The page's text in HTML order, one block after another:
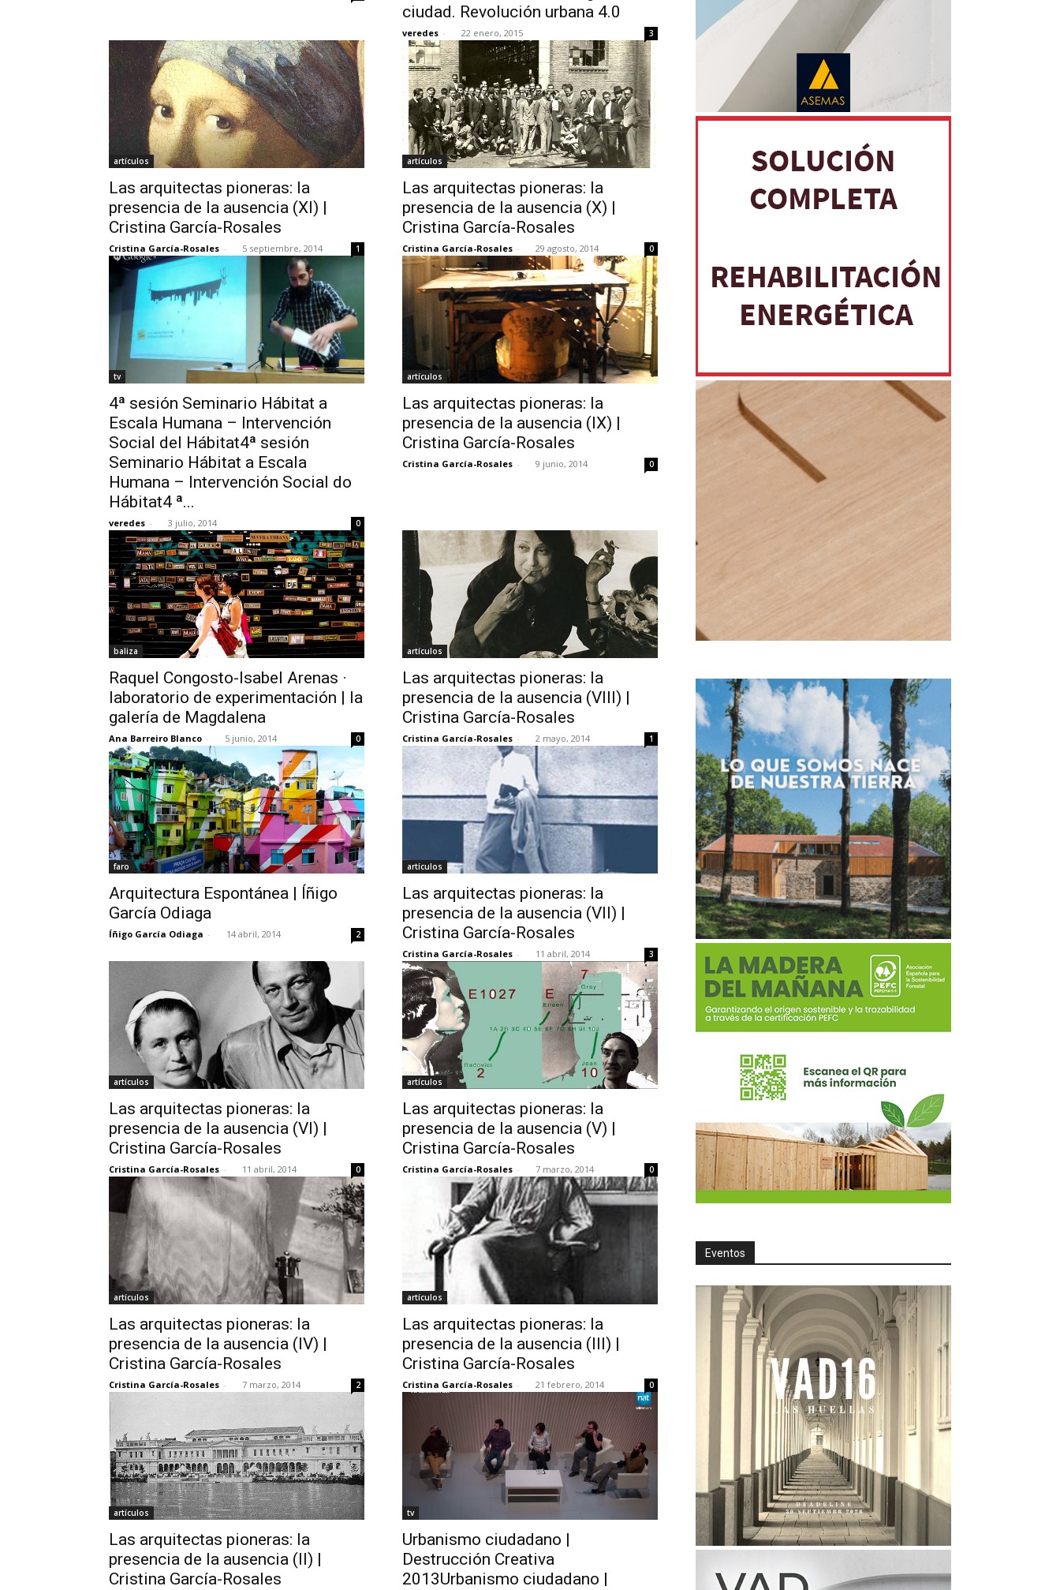
ciudad. Revolución urbana 4.0
veredes - 22 enero, 2015 3
artículos
Las arquitectas pioneras: la
presencia de la ausencia (XI) |
Cristina García-Rosales
Cristina García-Rosales - 5 septiembre, 2014 1
artículos
Las arquitectas pioneras: la
presencia de la ausencia (X) |
Cristina García-Rosales
Cristina García-Rosales - 29 agosto, 2014 0
tv
4ª sesión Seminario Hábitat a
Escala Humana – Intervención
Social del Hábitat4ª sesión
Seminario Hábitat a Escala
Humana – Intervención Social do
Hábitat4 ª...
veredes - 3 julio, 2014 0
artículos
Las arquitectas pioneras: la
presencia de la ausencia (IX) |
Cristina García-Rosales
Cristina García-Rosales - 9 junio, 2014 0
baliza
Raquel Congosto-Isabel Arenas ·
laboratorio de experimentación | la
galería de Magdalena
Ana Barreiro Blanco - 5 junio, 2014 0
artículos
Las arquitectas pioneras: la
presencia de la ausencia (VIII) |
Cristina García-Rosales
Cristina García-Rosales - 2 mayo, 2014 1
faro
Arquitectura Espontánea | Íñigo
García Odiaga
Íñigo García Odiaga - 14 abril, 2014 2
artículos
Las arquitectas pioneras: la
presencia de la ausencia (VII) |
Cristina García-Rosales
Cristina García-Rosales - 11 abril, 2014 3
artículos
Las arquitectas pioneras: la
presencia de la ausencia (VI) |
Cristina García-Rosales
Cristina García-Rosales - 11 abril, 2014 0
artículos
Las arquitectas pioneras: la
presencia de la ausencia (V) |
Cristina García-Rosales
Cristina García-Rosales - 7 marzo, 2014 0
artículos
Las arquitectas pioneras: la
presencia de la ausencia (IV) |
Cristina García-Rosales
Cristina García-Rosales - 7 marzo, 2014 2
artículos
Las arquitectas pioneras: la
presencia de la ausencia (III) |
Cristina García-Rosales
Cristina García-Rosales - 21 febrero, 2014 0
artículos
Las arquitectas pioneras: la
presencia de la ausencia (II) |
Cristina García-Rosales
tv
Urbanismo ciudadano |
Destrucción Creativa
2013Urbanismo ciudadano |
Eventos